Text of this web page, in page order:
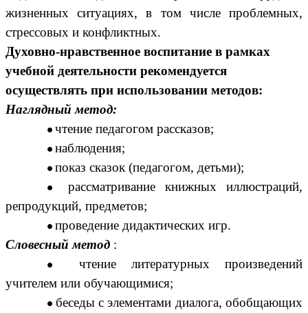
жизненных ситуациях, в том числе проблемных,
стрессовых и конфликтных.
Духовно-нравственное воспитание в рамках
учебной деятельности рекомендуется
осуществлять при использовании методов:
Наглядный метод:
чтение педагогом рассказов;
наблюдения;
показ сказок (педагогом, детьми);
рассматривание книжных иллюстраций,
репродукций, предметов;
проведение дидактических игр.
Словесный метод :
чтение литературных произведений
учителем или обучающимися;
беседы с элементами диалога, обобщающих